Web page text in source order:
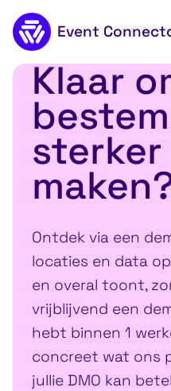
Naar de inhoud
Event
Klaar
Ontdek via een
locaties en data
en overal toont,
vrijblijvend een
hebt binnen 1
concreet wat ons
jullie DMO kan